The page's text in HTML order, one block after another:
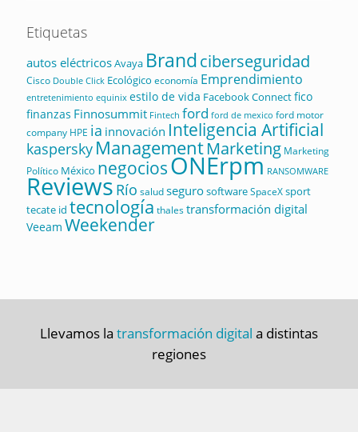
Etiquetas
autos eléctricosAvaya Brandciberseguridad
Cisco Double Click Ecológico economía Emprendimiento
entretenimiento equinix estilo de vida Facebook Connectfico
finanzas Finnosummit Fintech ford ford de mexico ford motor
company HPE ia innovación Inteligencia Artificial
kaspersky ManagementMarketing Marketing
Político México negociosONErpm RANSOMWARE
Reviews Río saludsegurosoftwareSpaceXsport
tecate id tecnología thalestransformación digital
Veeam Weekender
Llevamos la transformación digital a distintas
regiones